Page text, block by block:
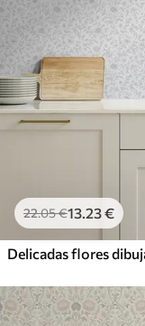
22.05€13.23€